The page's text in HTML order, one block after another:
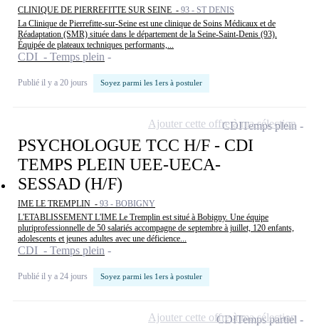
CLINIQUE DE PIERREFITTE SUR SEINE - 93 - ST DENIS
La Clinique de Pierrefitte-sur-Seine est une clinique de Soins Médicaux et de
Réadaptation (SMR) située dans le département de la Seine-Saint-Denis (93).
Équipée de plateaux techniques performants,...
CDI - Temps plein
Publié il y a 20 jours Soyez parmi les 1ers à postuler
PSYCHOLOGUE TCC H/F - CDI
TEMPS PLEIN UEE-UECA-
SESSAD (H/F)
IME LE TREMPLIN - 93 - BOBIGNY
L'ETABLISSEMENT L'IME Le Tremplin est situé à Bobigny. Une équipe
pluriprofessionnelle de 50 salariés accompagne de septembre à juillet, 120 enfants,
adolescents et jeunes adultes avec une déficience...
CDI - Temps plein
Publié il y a 24 jours Soyez parmi les 1ers à postuler
CDITemps plein
Ajouter cette offre à ma sélection
CDITemps partiel
Ajouter cette offre à ma sélection